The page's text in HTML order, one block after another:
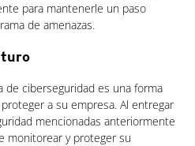
para mantenerle un paso
de amenazas.
de ciberseguridad es una forma
a su empresa. Al entregar
mencionadas anteriormente
monitorear y proteger su